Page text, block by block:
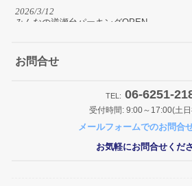
2026/3/12
みんなの逆瀬台パーキングOPEN
みんなの王子町パーキングOPEN
みんなの土佐堀パーキングリニューアル
みんなの南安威パーキングOPEN
お問合せ
TEL: 06-6251-
受付時間: 9:00～17:00(土
メールフォームでのお問合
お気軽にお問合せくださ